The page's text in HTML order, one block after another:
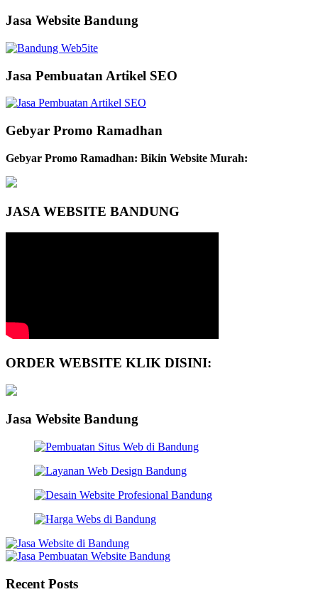
Jasa Website Bandung
Jasa Pembuatan Artikel SEO
Gebyar Promo Ramadhan
Gebyar Promo Ramadhan: Bikin Website Murah:
JASA WEBSITE BANDUNG
ORDER WEBSITE KLIK DISINI:
Jasa Website Bandung
Recent Posts